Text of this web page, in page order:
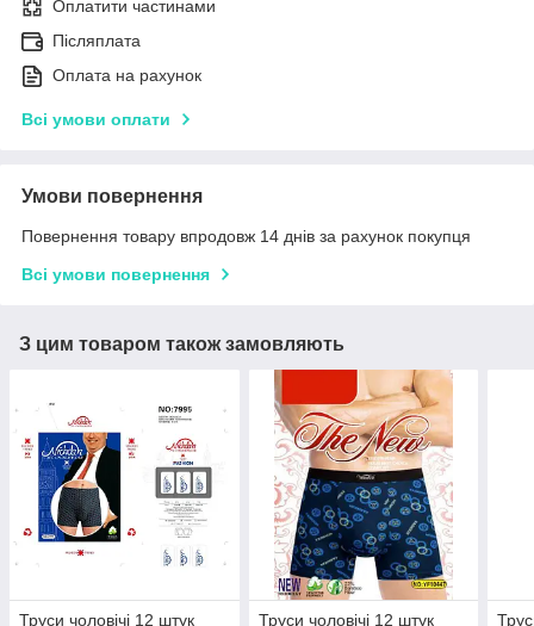
Оплатити частинами
Післяплата
Оплата на рахунок
Всі умови оплати
Умови повернення
Повернення товару впродовж 14 днів за рахунок покупця
Всі умови повернення
З цим товаром також замовляють
Труси чоловічі 12 штук
Труси чоловічі 12 штук